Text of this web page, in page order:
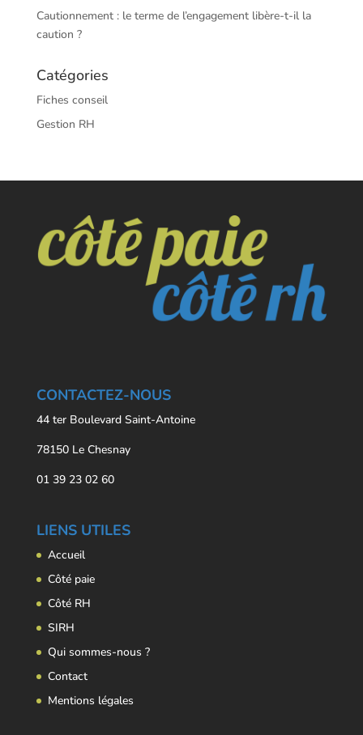
Cautionnement : le terme de l’engagement libère-t-il la
caution ?
Catégories
Fiches conseil
Gestion RH
CONTACTEZ-NOUS
44 ter Boulevard Saint-Antoine
78150 Le Chesnay
01 39 23 02 60
LIENS UTILES
Accueil
Côté paie
Côté RH
SIRH
Qui sommes-nous ?
Contact
Mentions légales